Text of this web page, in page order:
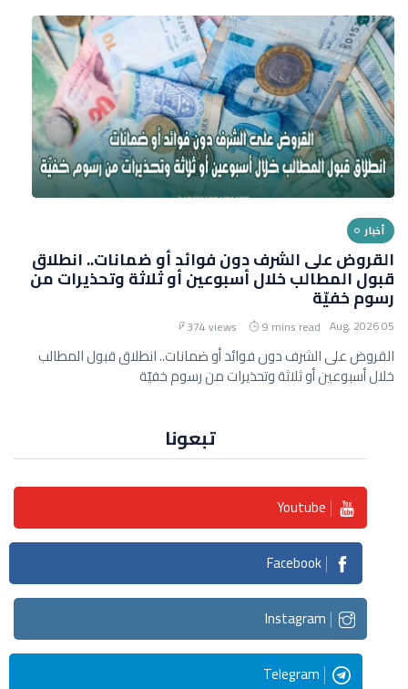
أخبار
القروض على الشرف دون فوائد أو ضمانات.. انطلاق
قبول المطالب خلال أسبوعين أو ثلاثة وتحذيرات من
رسوم خفيّة
05 Aug, 2026
9 mins read
374 views
القروض على الشرف دون فوائد أو ضمانات.. انطلاق قبول المطالب
خلال أسبوعين أو ثلاثة وتحذيرات من رسوم خفيّة
تبعونا
Youtube
Facebook
Instagram
Telegram